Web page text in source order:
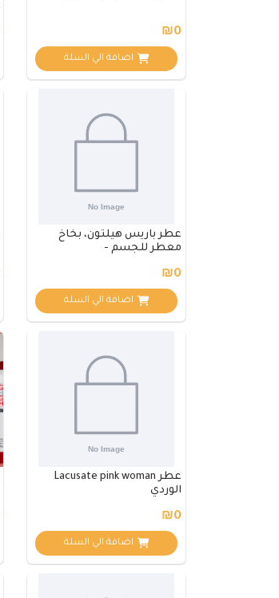
₪0
اضافة الي السلة
عطر باريس هيلتون، بخاخ
معطر للجسم -
₪0
اضافة الي السلة
عطر Lacusate pink woman
الوردي
₪0
اضافة الي السلة